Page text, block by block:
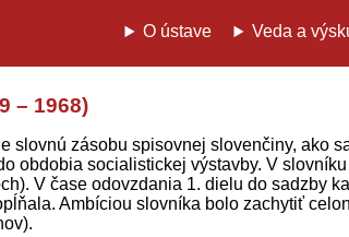
O ústave Veda a
– 1968)
zásobu spisovnej slovenčiny, ako
obdobia socialistickej výstavby. V
V čase odovzdania 1. dielu do sadzby
Ambíciou slovníka bolo zachytiť